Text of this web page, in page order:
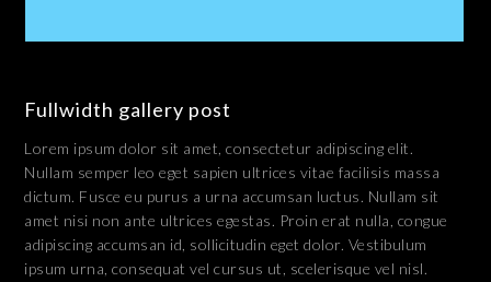
Fullwidth gallery post
Lorem ipsum dolor sit amet, consectetur adipiscing elit.
Nullam semper leo eget sapien ultrices vitae facilisis massa
dictum. Fusce eu purus a urna accumsan luctus. Nullam sit
amet nisi non ante ultrices egestas. Proin erat nulla, congue
adipiscing accumsan id, sollicitudin eget dolor. Vestibulum
ipsum urna, consequat vel cursus ut, scelerisque vel nisl.